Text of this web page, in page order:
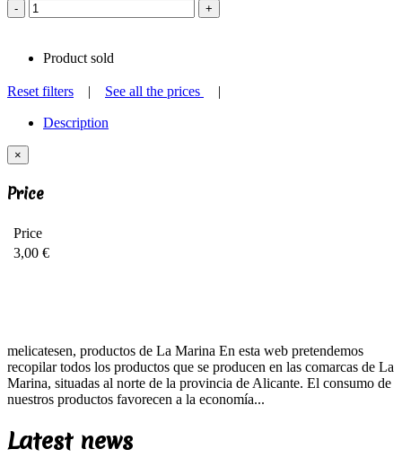
- +
Product sold
Reset filters | See all the prices |
Description
×
Price
Price
3,00 €
melicatesen, productos de La Marina En esta web pretendemos
recopilar todos los productos que se producen en las comarcas de La
Marina, situadas al norte de la provincia de Alicante. El consumo de
nuestros productos favorecen a la economía...
Latest news